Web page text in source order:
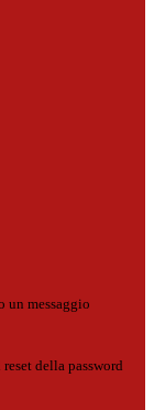
un messaggio
della password